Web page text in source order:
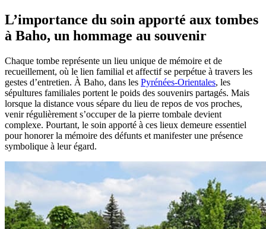
L’importance du soin apporté aux tombes
à Baho, un hommage au souvenir
Chaque tombe représente un lieu unique de mémoire et de
recueillement, où le lien familial et affectif se perpétue à travers les
gestes d’entretien. À Baho, dans les Pyrénées-Orientales, les
sépultures familiales portent le poids des souvenirs partagés. Mais
lorsque la distance vous sépare du lieu de repos de vos proches,
venir régulièrement s’occuper de la pierre tombale devient
complexe. Pourtant, le soin apporté à ces lieux demeure essentiel
pour honorer la mémoire des défunts et manifester une présence
symbolique à leur égard.